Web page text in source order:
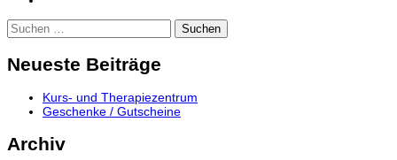
Suchen
nach:
Neueste Beiträge
Kurs- und Therapiezentrum
Geschenke / Gutscheine
Archiv